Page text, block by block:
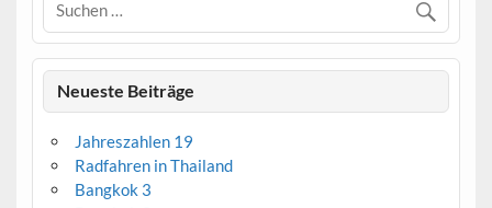
Neueste Beiträge
Jahreszahlen 19
Radfahren in Thailand
Bangkok 3